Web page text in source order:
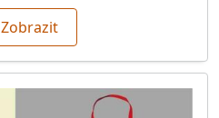
Zobrazit